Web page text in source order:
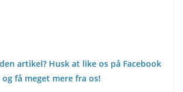
artikel? Husk at like os på Facebook
og få meget mere fra os!